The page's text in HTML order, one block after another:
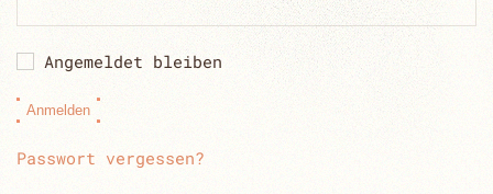
Angemeldet bleiben
Anmelden
Passwort vergessen?